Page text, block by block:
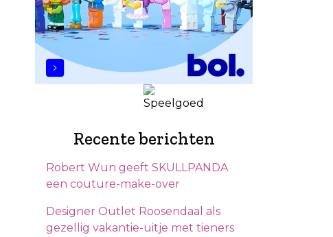
Recente berichten
Robert Wun geeft SKULLPANDA
een couture-make-over
Designer Outlet Roosendaal als
gezellig vakantie-uitje met tieners